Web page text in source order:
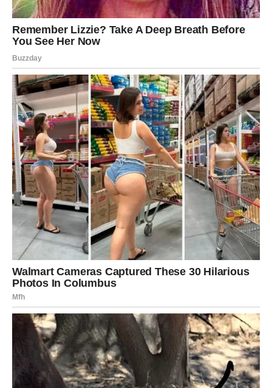
Zdravlje je povezano sa vašim emocionalnim stanjem.
Napetost, umor ili pad energije mogu biti posledica
unutrašnjih borbi. Zvezde savetuju više odmora,
detoksikaciju organizma i izbegavanje stresa.
Voda, šetnja, tišina i kvalitetan san biće vaši saveznici ove
sedmice.